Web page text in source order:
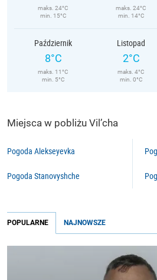
maks. 24°C
min. 15°C
maks. 24°C
min. 14°C
Październik
8°C
maks. 11°C
min. 5°C
Listopad
2°C
maks. 4°C
min. 0°C
Miejsca w pobliżu Vil’cha
Pogoda Alekseyevka
Pogoda Stanovyshche
POPULARNE NAJNOWSZE